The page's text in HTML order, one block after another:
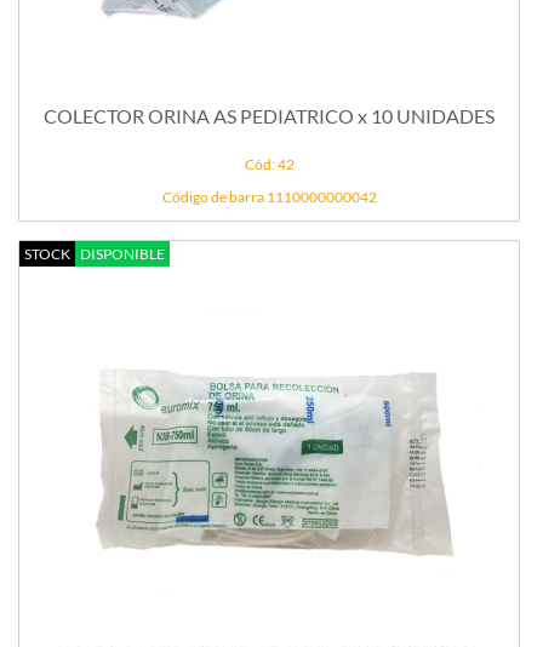
COLECTOR ORINA AS PEDIATRICO x 10 UNIDADES
Cód: 42
Código de barra 1110000000042
STOCK DISPONIBLE